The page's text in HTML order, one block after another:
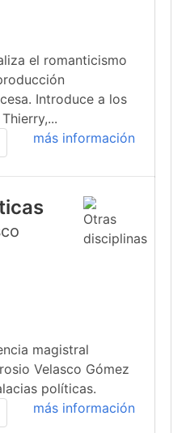
el romanticismo
Introduce a los
más información
magistral
Velasco Gómez
políticas.
más información